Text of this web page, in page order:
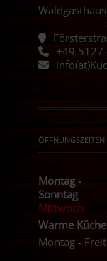
+49 5127
ÖFFNUNGSZEITEN
Montag -
Sonntag
Mittwoch
Warme
Montag -